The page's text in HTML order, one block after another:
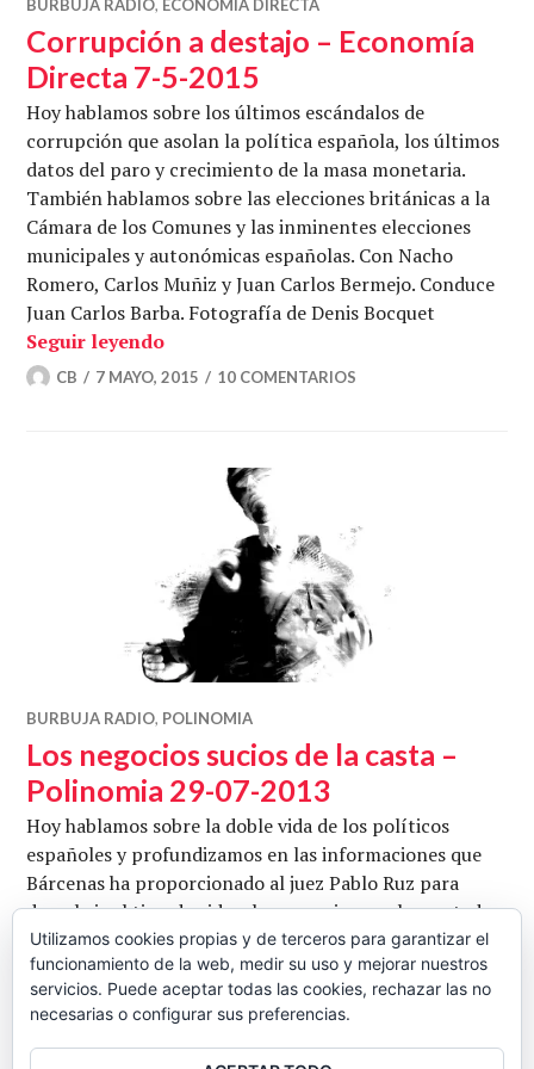
BURBUJA RADIO, ECONOMÍA DIRECTA
Corrupción a destajo – Economía
Directa 7-5-2015
Hoy hablamos sobre los últimos escándalos de
corrupción que asolan la política española, los últimos
datos del paro y crecimiento de la masa monetaria.
También hablamos sobre las elecciones británicas a la
Cámara de los Comunes y las inminentes elecciones
municipales y autonómicas españolas. Con Nacho
Romero, Carlos Muñiz y Juan Carlos Bermejo. Conduce
Juan Carlos Barba. Fotografía de Denis Bocquet
Seguir leyendoCorrupción a destajo – Economía
CB 7 MAYO, 2015 10 COMENTARIOS
BURBUJA RADIO, POLINOMIA
Los negocios sucios de la casta –
Polinomia 29-07-2013
Hoy hablamos sobre la doble vida de los políticos
españoles y profundizamos en las informaciones que
Bárcenas ha proporcionado al juez Pablo Ruz para
descubrir el tipo de vida y los negocios que han estado
ocultando durante este tiempo. Con Pepe Crespo y
Juan Martínez. Escuchar y/o descargar en ivoox.
Fotografía de Rox.InkSeguir leyendoLos negocios
Utilizamos cookies propias y de terceros para garantizar el
funcionamiento de la web, medir su uso y mejorar nuestros
servicios. Puede aceptar todas las cookies, rechazar las no
necesarias o configurar sus preferencias.